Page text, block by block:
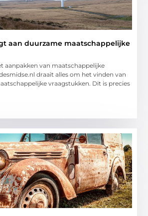
aan duurzame maatschappelijke
aanpakken van maatschappelijke
draait alles om het vinden van
vraagstukken. Dit is precies